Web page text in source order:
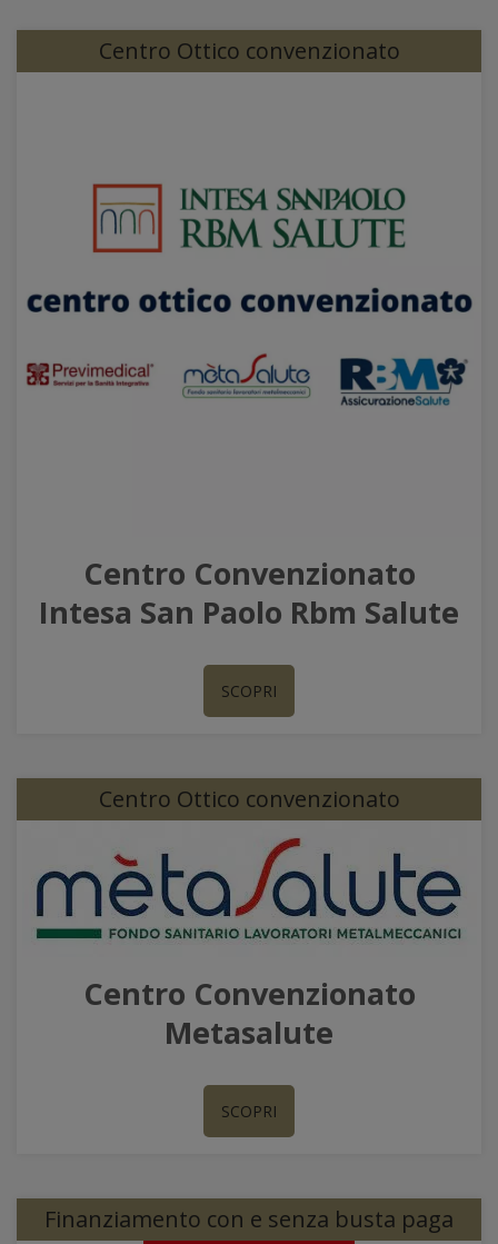
Centro Ottico convenzionato
Centro Convenzionato
Intesa San Paolo Rbm Salute
SCOPRI
Centro Ottico convenzionato
Centro Convenzionato
Metasalute
SCOPRI
Finanziamento con e senza busta paga